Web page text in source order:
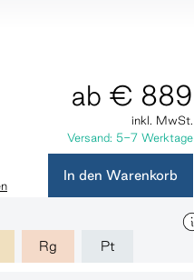
ab € 889
inkl. MwSt.
Versand: 5-7 Werktage
In den Warenkorb
Rg Pt